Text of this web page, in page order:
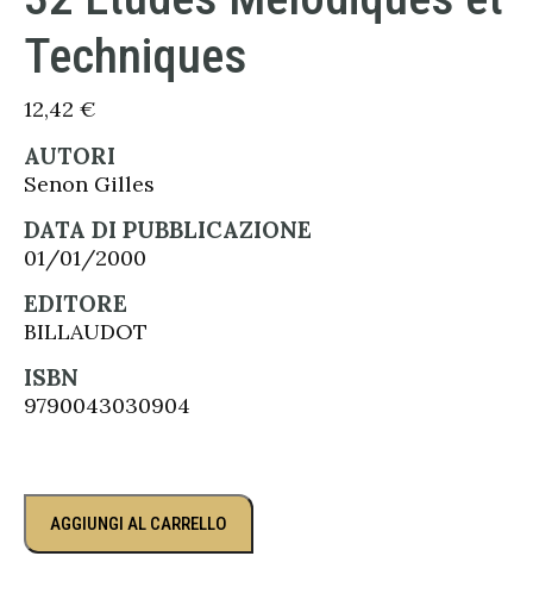
Techniques
12,42 €
AUTORI
Senon Gilles
DATA DI PUBBLICAZIONE
01/01/2000
EDITORE
BILLAUDOT
ISBN
9790043030904
AGGIUNGI AL CARRELLO